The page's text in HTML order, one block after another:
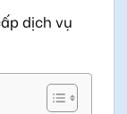
dịch vụ